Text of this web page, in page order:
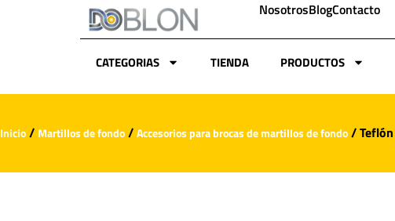
NosotrosBlogContacto
CATEGORIAS TIENDA PRODUCTOS
Inicio/ Martillos de fondo/Accesorios para brocas de martillos de fondo/